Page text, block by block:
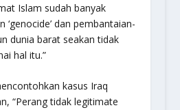
Islam sudah banyak
‘genocide’ dan pembantaian-
dunia barat seakan tidak
hal itu.”
kasus Iraq
“Perang tidak legitimate